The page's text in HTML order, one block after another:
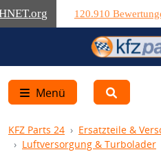
.org 120.910
Menü
KFZ Parts 24 Ersatzteile &
Luftversorgung & Turbolader